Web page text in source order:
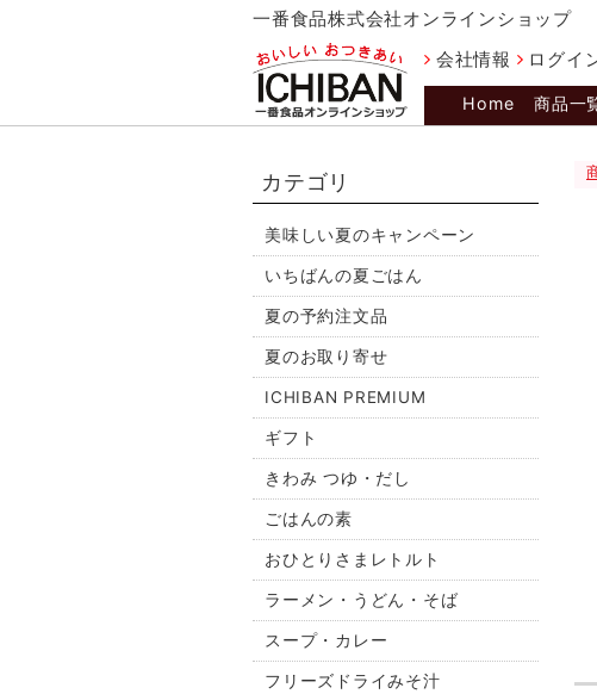
一番食品株式会社オンラインショップ
会社情報
ログイ
Home 商品一
カテゴリ
美味しい夏のキャンペーン
いちばんの夏ごはん
夏の予約注文品
夏のお取り寄せ
ICHIBAN PREMIUM
ギフト
きわみ つゆ・だし
ごはんの素
おひとりさまレトルト
ラーメン・うどん・そば
スープ・カレー
フリーズドライみそ汁